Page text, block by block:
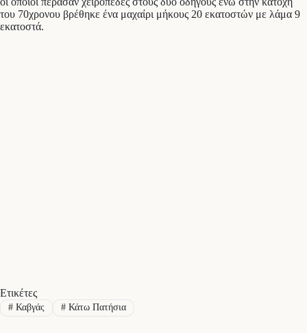
του 70χρονου βρέθηκε ένα μαχαίρι μήκους 20 εκατοστών με λάμα 9
εκατοστά.
Ετικέτες
#Καβγάς #Κάτω Πατήσια